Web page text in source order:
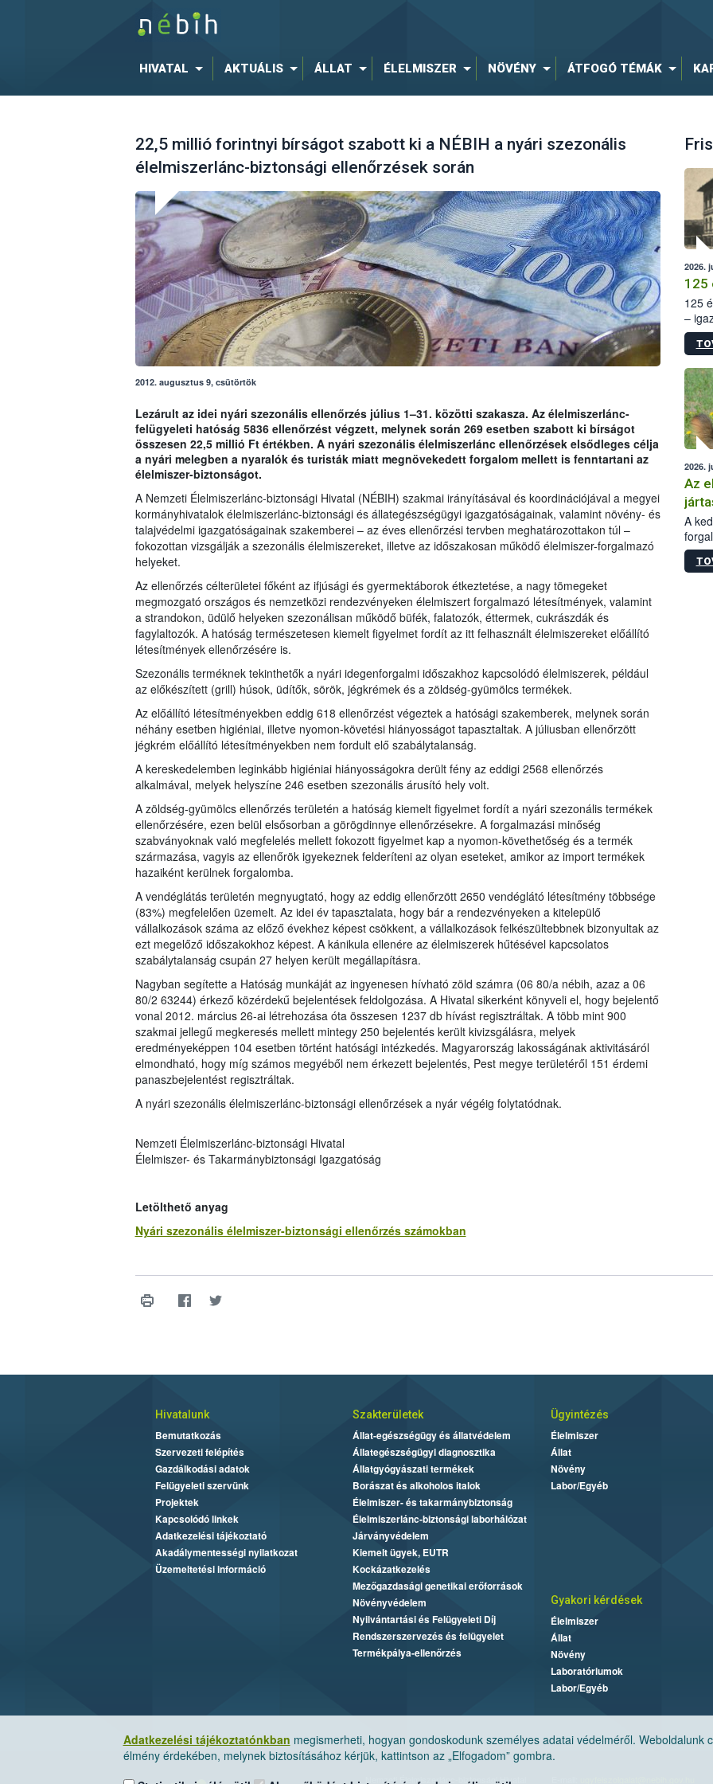
HIVATAL AKTUÁLIS ÁLLAT ÉLELMISZER NÖVÉNY ÁTFOGÓ TÉMÁK
22,5 millió forintnyi bírságot szabott ki a NÉBIH a nyári szezonális
élelmiszerlánc-biztonsági ellenőrzések során
2012. augusztus 9, csütörtök
Lezárult az idei nyári szezonális ellenőrzés július 1–31. közötti szakasza. Az élelmiszerlánc-
felügyeleti hatóság 5836 ellenőrzést végzett, melynek során 269 esetben szabott ki bírságot
összesen 22,5 millió Ft értékben. A nyári szezonális élelmiszerlánc ellenőrzések elsődleges célja
a nyári melegben a nyaralók és turisták miatt megnövekedett forgalom mellett is fenntartani az
élelmiszer-biztonságot.
A Nemzeti Élelmiszerlánc-biztonsági Hivatal (NÉBIH) szakmai irányításával és koordinációjával a megyei
kormányhivatalok élelmiszerlánc-biztonsági és állategészségügyi igazgatóságainak, valamint növény- és
talajvédelmi igazgatóságainak szakemberei – az éves ellenőrzési tervben meghatározottakon túl –
fokozottan vizsgálják a szezonális élelmiszereket, illetve az időszakosan működő élelmiszer-forgalmazó
helyeket.
Az ellenőrzés célterületei főként az ifjúsági és gyermektáborok étkeztetése, a nagy tömegeket
megmozgató országos és nemzetközi rendezvényeken élelmiszert forgalmazó létesítmények, valamint
a strandokon, üdülő helyeken szezonálisan működő büfék, falatozók, éttermek, cukrászdák és
fagylaltozók. A hatóság természetesen kiemelt figyelmet fordít az itt felhasznált élelmiszereket előállító
létesítmények ellenőrzésére is.
Szezonális terméknek tekinthetők a nyári idegenforgalmi időszakhoz kapcsolódó élelmiszerek, például
az előkészített (grill) húsok, üdítők, sörök, jégkrémek és a zöldség-gyümölcs termékek.
Az előállító létesítményekben eddig 618 ellenőrzést végeztek a hatósági szakemberek, melynek során
néhány esetben higiéniai, illetve nyomon-követési hiányosságot tapasztaltak. A júliusban ellenőrzött
jégkrém előállító létesítményekben nem fordult elő szabálytalanság.
A kereskedelemben leginkább higiéniai hiányosságokra derült fény az eddigi 2568 ellenőrzés
alkalmával, melyek helyszíne 246 esetben szezonális árusító hely volt.
A zöldség-gyümölcs ellenőrzés területén a hatóság kiemelt figyelmet fordít a nyári szezonális termékek
ellenőrzésére, ezen belül elsősorban a görögdinnye ellenőrzésekre. A forgalmazási minőség
szabványoknak való megfelelés mellett fokozott figyelmet kap a nyomon-követhetőség és a termék
származása, vagyis az ellenőrök igyekeznek felderíteni az olyan eseteket, amikor az import termékek
hazaiként kerülnek forgalomba.
A vendéglátás területén megnyugtató, hogy az eddig ellenőrzött 2650 vendéglátó létesítmény többsége
(83%) megfelelően üzemelt. Az idei év tapasztalata, hogy bár a rendezvényeken a kitelepülő
vállalkozások száma az előző évekhez képest csökkent, a vállalkozások felkészültebbnek bizonyultak az
ezt megelőző időszakokhoz képest. A kánikula ellenére az élelmiszerek hűtésével kapcsolatos
szabálytalanság csupán 27 helyen került megállapításra.
Nagyban segítette a Hatóság munkáját az ingyenesen hívható zöld számra (06 80/a nébih, azaz a 06
80/2 63244) érkező közérdekű bejelentések feldolgozása. A Hivatal sikerként könyveli el, hogy bejelentő
vonal 2012. március 26-ai létrehozása óta összesen 1237 db hívást regisztráltak. A több mint 900
szakmai jellegű megkeresés mellett mintegy 250 bejelentés került kivizsgálásra, melyek
eredményeképpen 104 esetben történt hatósági intézkedés. Magyarország lakosságának aktivitásáról
elmondható, hogy míg számos megyéből nem érkezett bejelentés, Pest megye területéről 151 érdemi
panaszbejelentést regisztráltak.
A nyári szezonális élelmiszerlánc-biztonsági ellenőrzések a nyár végéig folytatódnak.
Nemzeti Élelmiszerlánc-biztonsági Hivatal
Élelmiszer- és Takarmánybiztonsági Igazgatóság
Letölthető anyag
Nyári szezonális élelmiszer-biztonsági ellenőrzés számokban
2026.
125
125
–
15.
2026.
Az
A
Adatkezelési tájékoztatónkban megismerheti, hogyan gondoskodunk személyes adatai védelméről. Weboldalunk
élmény érdekében, melynek biztosításához kérjük, kattintson az „Elfogadom” gombra.
Hivatalunk
Bemutatkozás
Szervezeti felépítés
Gazdálkodási adatok
Felügyeleti szervünk
Projektek
Kapcsolódó linkek
Adatkezelési tájékoztató
Akadálymentességi nyilatkozat
Üzemeltetési információ
Szakterületek
Állat-egészségügy és állatvédelem
Állategészségügyi diagnosztika
Állatgyógyászati termékek
Borászat és alkoholos italok
Élelmiszer- és takarmánybiztonság
Élelmiszerlánc-biztonsági laborhálózat
Járványvédelem
Kiemelt ügyek, EUTR
Kockázatkezelés
Mezőgazdasági genetikai erőforrások
Növényvédelem
Nyilvántartási és Felügyeleti Díj
Rendszerszervezés és felügyelet
Termékpálya-ellenőrzés
Ügyintézés
Élelmiszer
Állat
Növény
Labor/Egyéb
Gyakori kérdések
Élelmiszer
Állat
Növény
Laboratóriumok
Labor/Egyéb
Nemzeti Élelmiszerlánc-biztonsági Hivatal